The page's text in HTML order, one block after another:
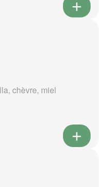
chèvre, miel